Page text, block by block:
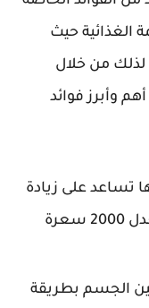
الغذائية حيث
لذلك من خلال
وأبرز فوائد
تساعد على زيادة
الوزن بطريقة طبيعية وصحية بمعدل 2000 سعرة
الجسم بطريقة